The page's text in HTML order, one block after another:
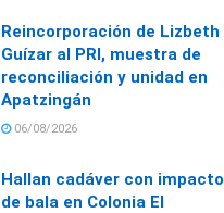
Reincorporación de Lizbeth
Guízar al PRI, muestra de
reconciliación y unidad en
Apatzingán
06/08/2026
Hallan cadáver con impacto
de bala en Colonia El